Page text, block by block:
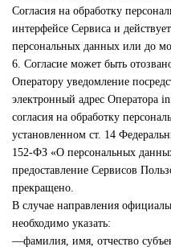
Согласия на обработку
интерфейсе Сервиса и
персональных данных или до
6. Согласие может быть
Оператору уведомление
электронный адрес Оператора
согласия на обработку
установленном ст. 14
152-ФЗ «О персональных
предоставление Сервисов
прекращено.
В случае направления
необходимо указать:
—фамилия, имя, отчество